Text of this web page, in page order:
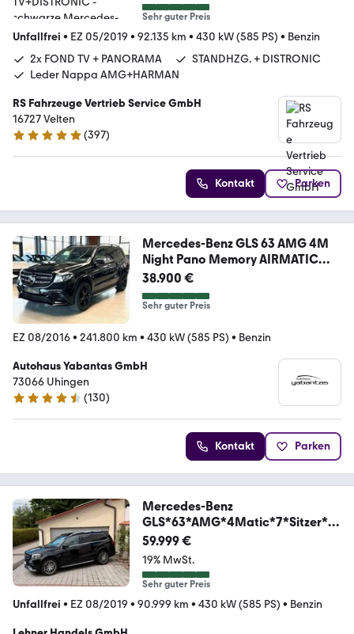
Sehr guter Preis
Unfallfrei • EZ 05/2019 • 92.135 km • 430 kW (585 PS) • Benzin
2x FOND TV + PANORAMA
STANDHZG. + DISTRONIC
Leder Nappa AMG+HARMAN
RS Fahrzeuge Vertrieb Service GmbH
16727 Velten
5 Sterne
(397)
Kontakt Parken
Mercedes-Benz GLS 63 AMG 4M
Night Pano Memory AIRMATIC
360°-K
38.900 €
Sehr guter Preis
EZ 08/2016• 241.800 km • 430 kW (585 PS) • Benzin
Autohaus Yabantas GmbH
73066 Uhingen
4.4 Sterne
(130)
Kontakt Parken
Mercedes-Benz
GLS*63*AMG*4Matic*7*Sitzer*P
ano*MwSt*
59.999 €
19% MwSt.
Sehr guter Preis
Unfallfrei • EZ 08/2019 • 90.999 km • 430 kW (585 PS) • Benzin